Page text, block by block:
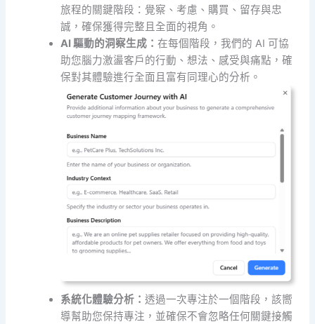
旅程的關鍵階段：覺察、考慮、購買、留存與忠
誠，確保獲得完整且全面的視角。
AI 驅動的洞察生成：在每個階段，我們的 AI 可協
助您腦力激盪客戶的行動、想法、感受與痛點，確
保對其體驗進行全面且富有同理心的分析。
系統化體驗分析：透過一次專注於一個階段，該嚮
導幫助您保持專注，並確保不會忽略任何關鍵接觸